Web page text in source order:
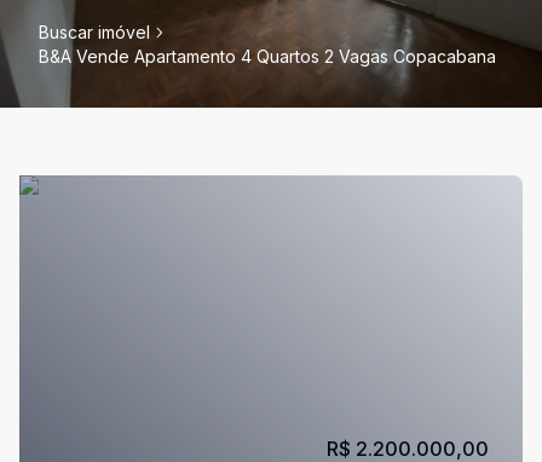
Buscar imóvel
B&A Vende Apartamento 4 Quartos 2 Vagas Copacabana
R$ 2.200.000,00